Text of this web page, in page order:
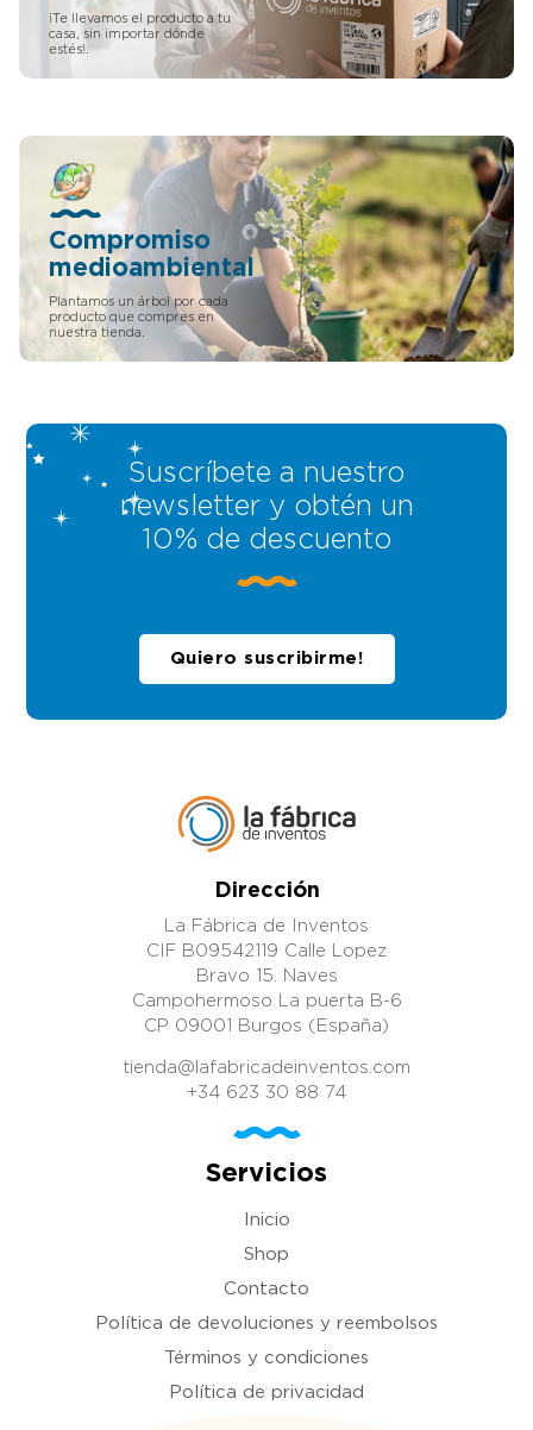
¡Te llevamos el producto a tu
casa, sin importar dónde
estés!.
Compromiso
medioambiental
Plantamos un árbol por cada
producto que compres en
nuestra tienda.
Suscríbete a nuestro
newsletter y obtén un
10% de descuento
Quiero suscribirme!
Dirección
La Fábrica de Inventos
CIF B09542119 Calle Lopez
Bravo 15. Naves
Campohermoso La puerta B-6
CP 09001 Burgos (España)
tienda@lafabricadeinventos.com
+34 623 30 88 74
Servicios
Inicio
Shop
Contacto
Política de devoluciones y reembolsos
Términos y condiciones
Política de privacidad